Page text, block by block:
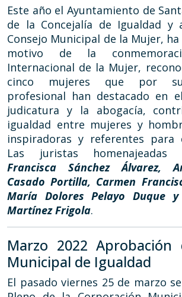
Este año el Ayuntamiento de
de la Concejalía de Igualdad y
Consejo Municipal de la Mujer,
motivo de la
Internacional de la Mujer,
cinco mujeres que por su
profesional han destacado en
judicatura y la abogacía,
igualdad entre mujeres y
inspiradoras y referentes para
Las juristas homenajeadas
Francisca Sánchez Álvarez,
Casado Portilla, Carmen
María Dolores Pelayo Duque
Martínez Frigola.
Marzo 2022 Aprobación
Municipal de Igualdad
El pasado viernes 25 de marzo